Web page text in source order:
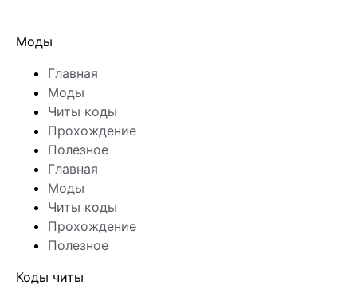
Моды
Главная
Моды
Читы коды
Прохождение
Полезное
Главная
Моды
Читы коды
Прохождение
Полезное
Коды читы